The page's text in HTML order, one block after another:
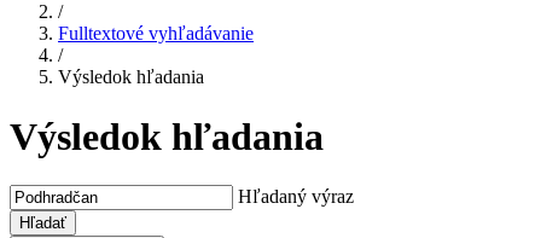
/
Fulltextové vyhľadávanie
/
Výsledok hľadania
Výsledok hľadania
Hľadaný výraz
Hľadať